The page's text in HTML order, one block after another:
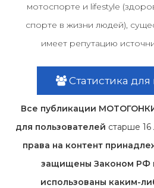
мотоспорте и lifestyle
спорте в жизни людей),
имеет репутацию
Статистика
Все публикации
для пользователей старше 16
права на контент
защищены Законом РФ
использованы каким-